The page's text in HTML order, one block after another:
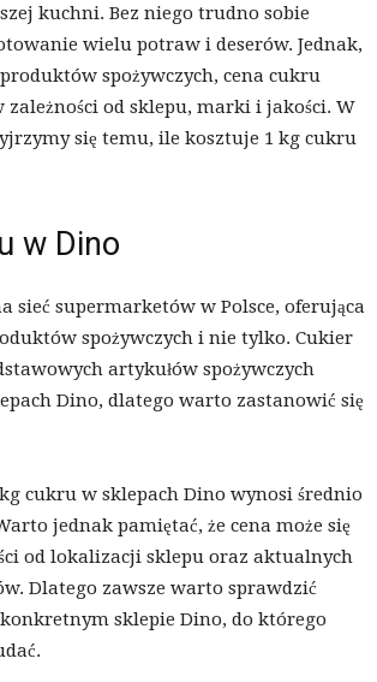
kuchni. Bez niego trudno sobie
wielu potraw i deserów. Jednak,
spożywczych, cena cukru
zależności od sklepu, marki i jakości. W
się temu, ile kosztuje 1 kg cukru
w Dino
sieć supermarketów w Polsce, oferująca
spożywczych i nie tylko. Cukier
artykułów spożywczych
Dino, dlatego warto zastanowić się
cukru w sklepach Dino wynosi średnio
jednak pamiętać, że cena może się
od lokalizacji sklepu oraz aktualnych
Dlatego zawsze warto sprawdzić
sklepie Dino, do którego